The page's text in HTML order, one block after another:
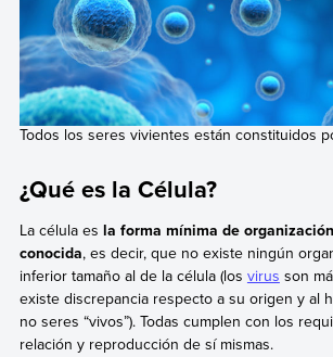
Todos los seres vivientes están constituidos
¿Qué es la Célula?
La célula es la forma mínima de
conocida, es decir, que no existe ningún
inferior tamaño al de la célula (los virus son
existe discrepancia respecto a su origen y al
no seres “vivos”). Todas cumplen con los
relación y reproducción de sí mismas.